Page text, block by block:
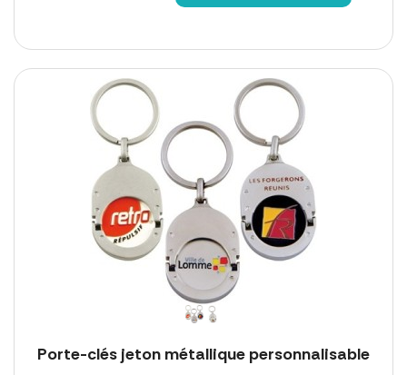
Porte-clés jeton métallique personnalisable